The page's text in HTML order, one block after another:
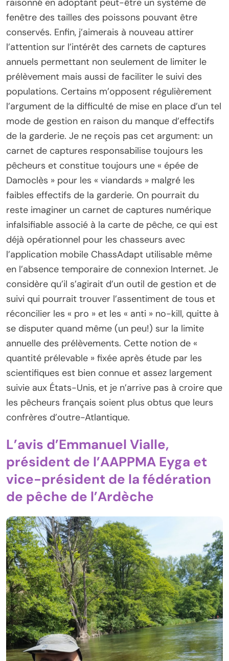
raisonné en adoptant peut-être un système de
fenêtre des tailles des poissons pouvant être
conservés. Enfin, j’aimerais à nouveau attirer
l’attention sur l’intérêt des carnets de captures
annuels permettant non seulement de limiter le
prélèvement mais aussi de faciliter le suivi des
populations. Certains m’opposent régulièrement
l’argument de la difficulté de mise en place d’un tel
mode de gestion en raison du manque d’effectifs
de la garderie. Je ne reçois pas cet argument: un
carnet de captures responsabilise toujours les
pêcheurs et constitue toujours une « épée de
Damoclès » pour les « viandards » malgré les
faibles effectifs de la garderie. On pourrait du
reste imaginer un carnet de captures numérique
infalsifiable associé à la carte de pêche, ce qui est
déjà opérationnel pour les chasseurs avec
l’application mobile ChassAdapt utilisable même
en l’absence temporaire de connexion Internet. Je
considère qu’il s’agirait d’un outil de gestion et de
suivi qui pourrait trouver l’assentiment de tous et
réconcilier les « pro » et les « anti » no-kill, quitte à
se disputer quand même (un peu!) sur la limite
annuelle des prélèvements. Cette notion de «
quantité prélevable » fixée après étude par les
scientifiques est bien connue et assez largement
suivie aux États-Unis, et je n’arrive pas à croire que
les pêcheurs français soient plus obtus que leurs
confrères d’outre-Atlantique.
L’avis d’Emmanuel Vialle,
président de l’AAPPMA Eyga et
vice-président de la fédération
de pêche de l’Ardèche